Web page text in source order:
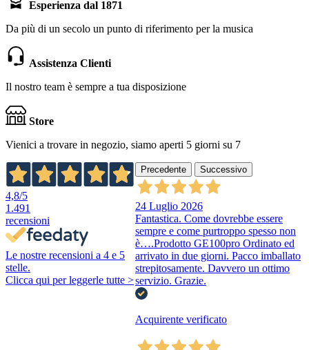
Esperienza dal 1871
Da più di un secolo un punto di riferimento per la musica
Assistenza Clienti
Il nostro team è sempre a tua disposizione
Store
Vienici a trovare in negozio, siamo aperti 5 giorni su 7
4,8/5
1.491
recensioni
Le nostre recensioni a 4 e 5
stelle.
Clicca qui per leggerle tutte >
Precedente Successivo
24 Luglio 2026
Fantastica. Come dovrebbe essere
sempre e come purtroppo spesso non
è….Prodotto GE100pro Ordinato ed
arrivato in due giorni. Pacco imballato
strepitosamente. Davvero un ottimo
servizio. Grazie.
Acquirente verificato